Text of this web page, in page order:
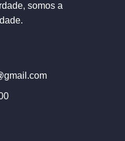
somos a